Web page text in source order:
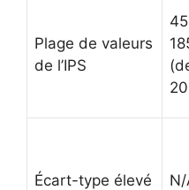
Plage de valeurs
de l’IPS
Écart-type élevé N/